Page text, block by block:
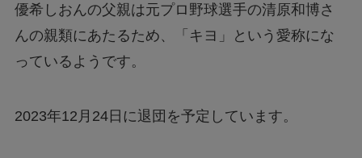
優希しおんの父親は元プロ野球選手の清原和博さ
んの親類にあたるため、「キヨ」という愛称にな
っているようです。
2023年12月24日に退団を予定しています。